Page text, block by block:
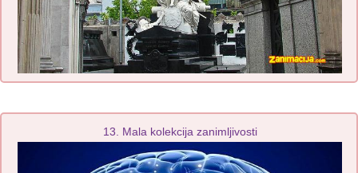
13. Mala kolekcija zanimljivosti